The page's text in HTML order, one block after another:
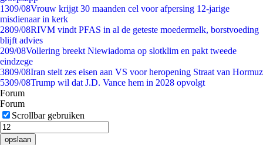
1309/08Vrouw krijgt 30 maanden cel voor afpersing 12-jarige
misdienaar in kerk
2809/08RIVM vindt PFAS in al de geteste moedermelk, borstvoeding
blijft advies
209/08Vollering breekt Niewiadoma op slotklim en pakt tweede
eindzege
3809/08Iran stelt zes eisen aan VS voor heropening Straat van Hormuz
5309/08Trump wil dat J.D. Vance hem in 2028 opvolgt
Forum
Forum
Scrollbar gebruiken
opslaan